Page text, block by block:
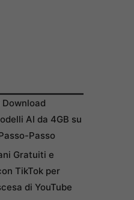
Download
AI da 4GB su
Passo
Gratuiti e
TikTok per
di YouTube